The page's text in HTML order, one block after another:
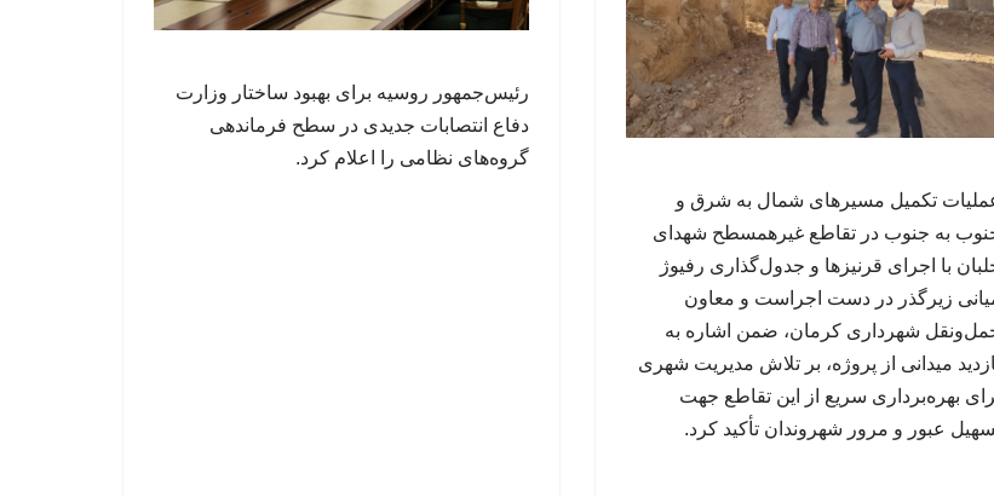
تکمیل مسیرهای شمال به شرق و
به جنوب در تقاطع غیرهمسطح شهدای
با اجرای قرنیزها و جدول‌گذاری رفیوژ
زیرگذر در دست اجراست و معاون
شهرداری کرمان، ضمن اشاره به
میدانی از پروژه، بر تلاش مدیریت شهری
بهره‌برداری سریع از این تقاطع جهت
عبور و مرور شهروندان تأکید کرد.
رئیس‌جمهور روسیه برای بهبود ساختار وزارت
دفاع انتصابات جدیدی در سطح فرماندهی
گروه‌های نظامی را اعلام کرد.